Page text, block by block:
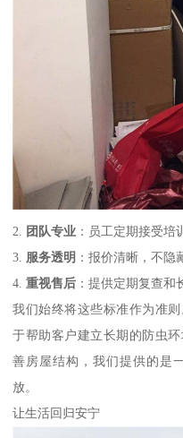
2. 团队专业 ：员工定期接受培
3. 服务透明 ：报价清晰，不隐
4.重视售后 ：提供定期复查和
我们始终将这些标准作为准
于帮助客户建立长期的防虫
善房屋结构，我们提供的是
放。
让生活回归安宁